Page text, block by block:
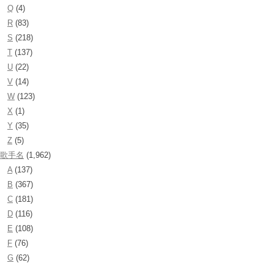
Q (4)
R (83)
S (218)
T (137)
U (22)
V (14)
W (123)
X (1)
Y (35)
Z (5)
歌手名 (1,962)
A(137)
B (367)
C (181)
D (116)
E (108)
F (76)
G (62)